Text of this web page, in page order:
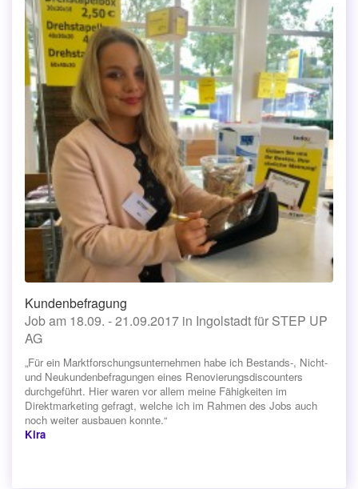
Kundenbefragung
Job am 18.09. - 21.09.2017 in Ingolstadt für STEP UP
AG
„Für ein Marktforschungsunternehmen habe ich Bestands-, Nicht-
und Neukundenbefragungen eines Renovierungsdiscounters
durchgeführt. Hier waren vor allem meine Fähigkeiten im
Direktmarketing gefragt, welche ich im Rahmen des Jobs auch
noch weiter ausbauen konnte.“
Kira